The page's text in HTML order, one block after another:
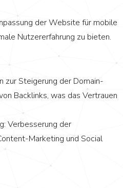
der Website für mobile
Nutzererfahrung zu bieten.
zur Steigerung der Domain-
Backlinks, was das Vertrauen
Verbesserung der
Marketing und Social